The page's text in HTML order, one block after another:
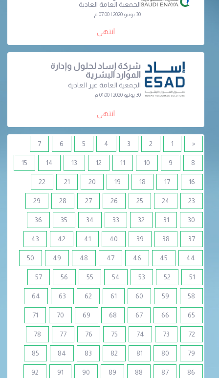
الجمعية العامة العادية
30 يونيو 2020 | 07:00 م
انتهى
شركة إساد لحلول وإدارة
الموارد البشرية
الجمعية العامة غير العادية
30 يونيو 2020 | 01:00 م
انتهى
«
1
2
3
4
5
6
7
8
9
10
11
12
13
14
15
16
17
18
19
20
21
22
23
24
25
26
27
28
29
30
31
32
33
34
35
36
37
38
39
40
41
42
43
44
45
46
47
48
49
50
51
52
53
54
55
56
57
58
59
60
61
62
63
64
65
66
67
68
69
70
71
72
73
74
75
76
77
78
79
80
81
82
83
84
85
86
87
88
89
90
91
92